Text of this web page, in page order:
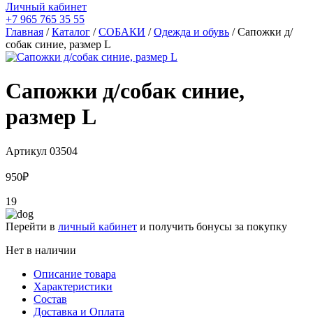
Личный кабинет
+7 965 765 35 55
Главная /Каталог /СОБАКИ /Одежда и обувь / Сапожки д/
собак синие, размер L
Сапожки д/собак синие,
размер L
Артикул 03504
950₽
19
Перейти в личный кабинет и получить бонусы за покупку
Нет в наличии
Описание товара
Характеристики
Состав
Доставка и Оплата